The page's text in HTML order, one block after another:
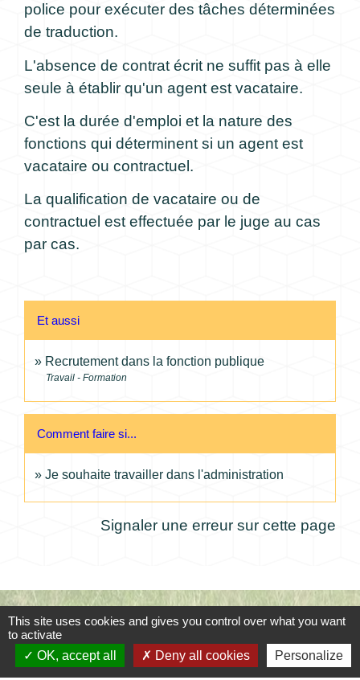
police pour exécuter des tâches déterminées
de traduction.
L'absence de contrat écrit ne suffit pas à elle
seule à établir qu'un agent est vacataire.
C'est la durée d'emploi et la nature des
fonctions qui déterminent si un agent est
vacataire ou contractuel.
La qualification de vacataire ou de
contractuel est effectuée par le juge au cas
par cas.
Et aussi
Recrutement dans la fonction publique
Travail - Formation
Comment faire si...
Je souhaite travailler dans l'administration
Signaler une erreur sur cette page
Contacts
Commune de Coursac
1 place de la Mairie
This site uses cookies and gives you control over what you want
to activate
OK, accept all
Deny all cookies Personalize